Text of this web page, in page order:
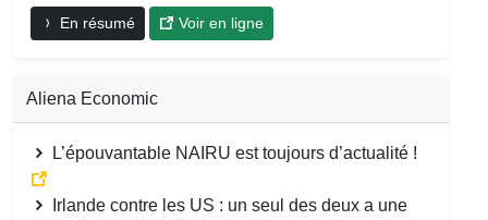
En résumé Voir en ligne
Aliena Economic
L’épouvantable NAIRU est toujours d’actualité !
Irlande contre les US : un seul des deux a une